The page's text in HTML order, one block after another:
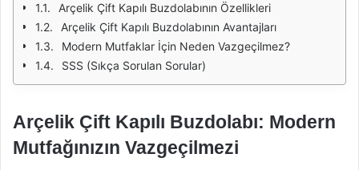
Arçelik Çift Kapılı Buzdolabının Özellikleri
Arçelik Çift Kapılı Buzdolabının Avantajları
Modern Mutfaklar İçin Neden Vazgeçilmez?
SSS (Sıkça Sorulan Sorular)
Arçelik Çift Kapılı Buzdolabı: Modern
Mutfağınızın Vazgeçilmezi